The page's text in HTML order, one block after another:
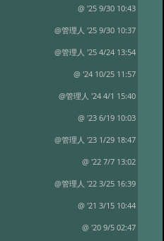
@ '25 9/30 10:43
@管理人 '25 9/30 10:37
@管理人 '25 4/24 13:54
@ '24 10/25 11:57
@管理人 '24 4/1 15:40
@ '23 6/19 10:03
@管理人 '23 1/29 18:47
@ '22 7/7 13:02
@管理人 '22 3/25 16:39
@ '21 3/15 10:44
@ '20 9/5 02:47